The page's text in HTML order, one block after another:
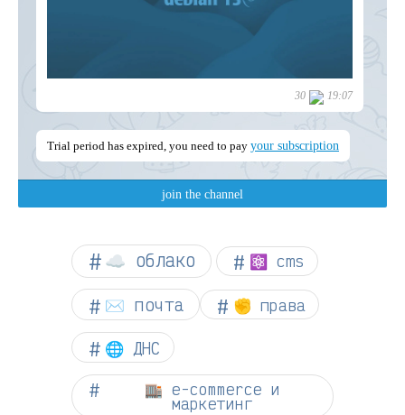
☁︎ облако ⚛ cms
✉️ почта ✊ права
🌐 ДНС
🏬 e-commerce и
маркетинг